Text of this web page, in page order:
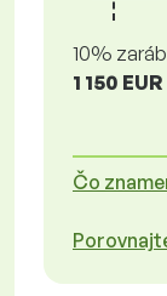
10%
1 150 EUR
Čo